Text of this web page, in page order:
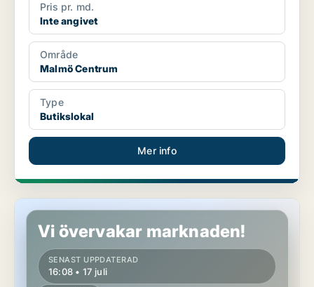
Pris pr. md.
Inte angivet
Område
Malmö Centrum
Type
Butikslokal
Mer info
Butikslokal i Malmö Centrum
Vi övervakar marknaden!
SENAST UPPDATERAD
16:08 • 17 juli